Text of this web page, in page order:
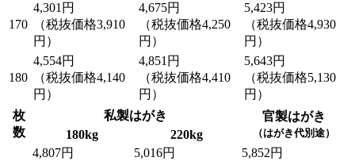
170
4,301円
（税抜価格3,910
円）
4,675円
（税抜価格4,250
円）
5,423円
（税抜価格4,930
円）
180
4,554円
（税抜価格4,140
円）
4,851円
（税抜価格4,410
円）
5,643円
（税抜価格5,130
円）
枚
数
私製はがき 官製はがき
（はがき代別途）
180kg 220kg
4,807円
5,016円
5,852円